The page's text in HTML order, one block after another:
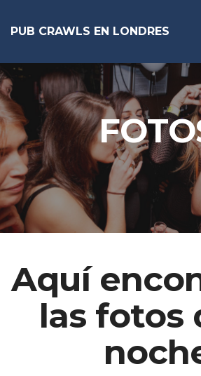
PUB CRAWLS EN LONDRES
Aquí
las fotos